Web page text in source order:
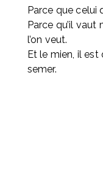
Parce que celui
Parce qu’il
l’on veut.
Et le mien, il est
semer.